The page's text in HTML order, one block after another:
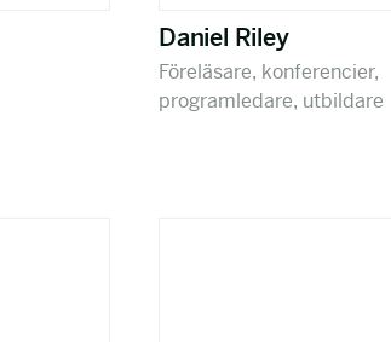
Daniel Riley
Föreläsare, konferencier,
programledare, utbildare